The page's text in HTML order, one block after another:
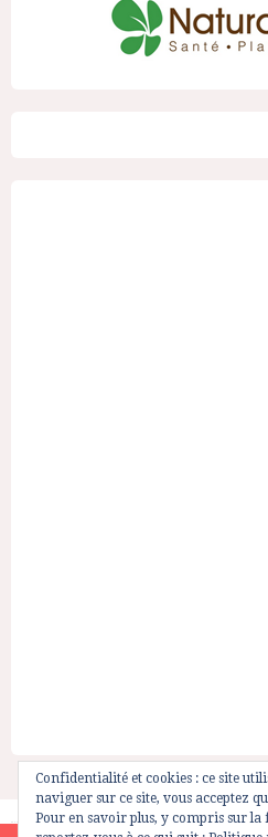
Confidentialité et cookies : ce site
naviguer sur ce site, vous acceptez
Pour en savoir plus, y compris sur la